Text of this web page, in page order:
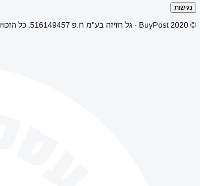
נגישות
© 2020 BuyPost · גל חזיזה בע"מ ח.פ 516149457. כל הזכויות שמורות.